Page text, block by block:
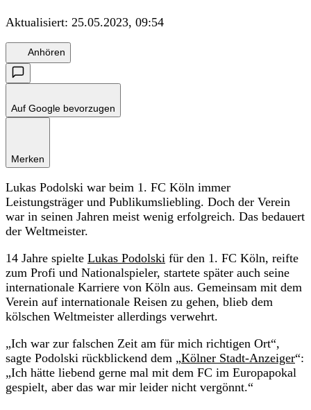
Aktualisiert: 25.05.2023, 09:54
Anhören
Auf Google bevorzugen
Merken
Lukas Podolski war beim 1. FC Köln immer
Leistungsträger und Publikumsliebling. Doch der Verein
war in seinen Jahren meist wenig erfolgreich. Das bedauert
der Weltmeister.
14 Jahre spielte Lukas Podolski für den 1. FC Köln, reifte
zum Profi und Nationalspieler, startete später auch seine
internationale Karriere von Köln aus. Gemeinsam mit dem
Verein auf internationale Reisen zu gehen, blieb dem
kölschen Weltmeister allerdings verwehrt.
„Ich war zur falschen Zeit am für mich richtigen Ort“,
sagte Podolski rückblickend dem „Kölner Stadt-Anzeiger“:
„Ich hätte liebend gerne mal mit dem FC im Europapokal
gespielt, aber das war mir leider nicht vergönnt.“